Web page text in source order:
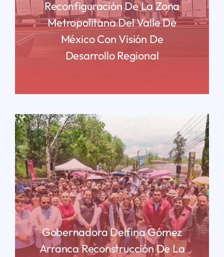
Reconfiguración De La Zona
Metropolitana Del Valle De
México Con Visión De
Desarrollo Regional
Gobernadora Delfina Gómez
Arranca Reconstrucción De La